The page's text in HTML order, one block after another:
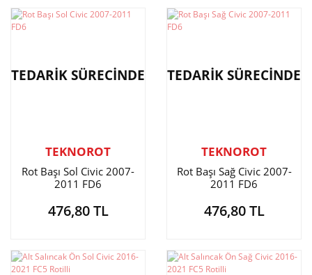
TEDARİK SÜRECİNDE
TEKNOROT
Rot Başı Sol Civic 2007-
2011 FD6
476,80 TL
TEDARİK SÜRECİNDE
TEKNOROT
Rot Başı Sağ Civic 2007-
2011 FD6
476,80 TL